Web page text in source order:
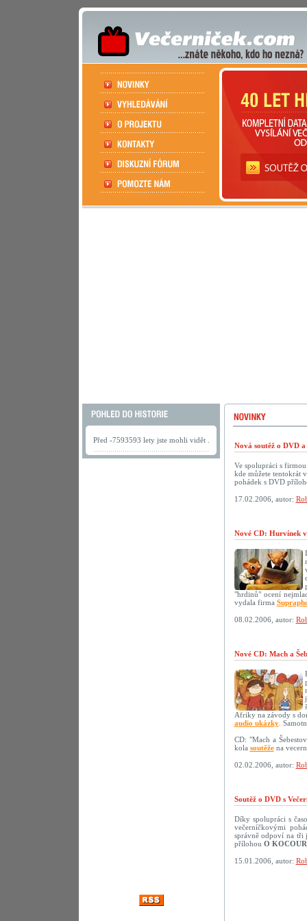
Před -7593593 lety jste mohli vidět .
Nová soutěž o DVD
Ve spolupráci s
kde můžete tentokrát
pohádek s DVD
17.02.2006, autor:
Nové CD: Hurvínek v
"hrdinů" ocení
vydala firma
08.02.2006, autor:
Nové CD: Mach a
Afriky na závody s
audio ukázky.
CD: "Mach a
kola soutěžena
02.02.2006, autor:
Soutěž o DVD s
Díky spolupráci s
večerníčkovými
správně odpoví na tři
přílohou O
15.01.2006, autor: